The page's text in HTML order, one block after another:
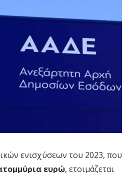
ενισχύσεων του 2023, που
ευρώ, ετοιμάζεται